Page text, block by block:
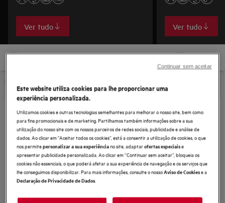
Ver tudo Ver tudo
Este website utiliza cookies para lhe proporcionar uma
experiência personalizada.
Utilizamos cookies e outras tecnologias semelhantes para melhorar o nosso site, bem como
para fins promocionais e de marketing. Partilhamos também informações sobre a sua
utilização do nosso site com os nossos parceiros de redes sociais, publicidade e análise de
dados. Ao clicar em "Aceitar todos os cookies”, está a consentir a utilização de cookies, o que
nos permitepersonalizar a sua experiênciano site, adaptarofertas especiaise
apresentar publicidade personalizada. Ao clicar em “Continuar sem aceitar”, bloqueia os
cookies não essenciais, o que poderá afetar a sua experiência de navegação e os serviços que
lhe conseguimos disponibilizar. Para mais informações, consulte o nossoAviso de Cookiese a
Declaração de Privacidade de Dados.
Continuar sem aceitar